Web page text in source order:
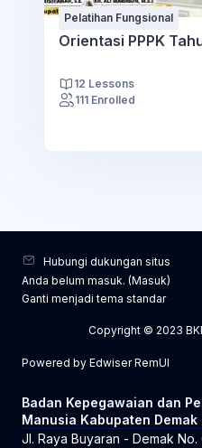
Pelatihan Fungsional
Orientasi PPPK
12 Lessons
111 Enrolled
Hubungi dukungan situs
Anda belum masuk. (Masuk)
Ganti menjadi tema standar
Copyright © 2023
Powered by Edwiser RemUI
Badan Kepegawaian dan
Manusia Kabupaten Demak
Jl. Raya Buyaran - Demak